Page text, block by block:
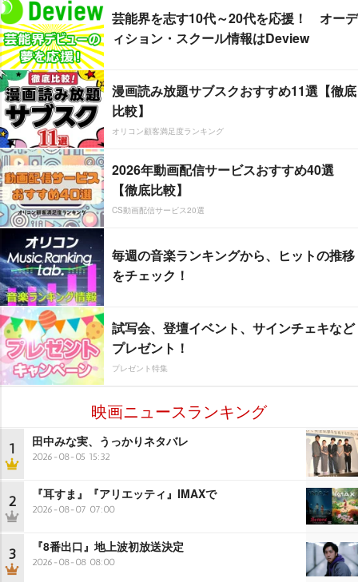
芸能界を志す10代～20代を応援！ オーデ
ィション・スクール情報はDeview
漫画読み放題サブスクおすすめ11選【徹底
比較】
オリコン顧客満足度ランキング
2026年動画配信サービスおすすめ40選
【徹底比較】
CS動画配信サービス20選
毎週の音楽ランキングから、ヒットの推移
をチェック！
試写会、登壇イベント、サインチェキなど
プレゼント！
プレゼント特集
映画ニュースランキング
1 田中みな実、うっかりネタバレ
2026-08-05 15:32
2 『耳すま』『アリエッティ』IMAXで
2026-08-07 07:00
3 『8番出口』地上波初放送決定
2026-08-08 08:00